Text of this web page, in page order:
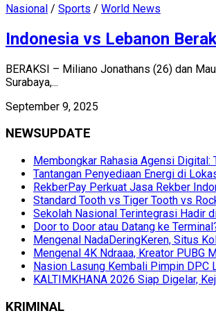
Nasional / Sports / World News
Indonesia vs Lebanon
BERAKSI – Miliano Jonathans (26) dan
Surabaya,...
September 9, 2025
NEWSUPDATE
Membongkar Rahasia Agensi
Tantangan Penyediaan Energi di
RekberPay Perkuat Jasa Rekber
Standard Tooth vs Tiger Tooth vs
Sekolah Nasional Terintegrasi Hadir
Door to Door atau Datang ke
Mengenal NadaDeringKeren, Situs
Mengenal 4K Ndraaa, Kreator PUBG
Nasion Lasung Kembali Pimpin DPC
KALTIMKHANA 2026 Siap Digelar,
KRIMINAL